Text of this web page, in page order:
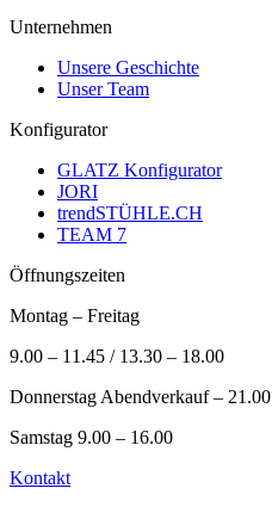
Unternehmen
Unsere Geschichte
Unser Team
Konfigurator
GLATZ Konfigurator
JORI
trendSTÜHLE.CH
TEAM 7
Öffnungszeiten
Montag – Freitag
9.00 – 11.45 / 13.30 – 18.00
Donnerstag Abendverkauf – 21.00
Samstag 9.00 – 16.00
Kontakt